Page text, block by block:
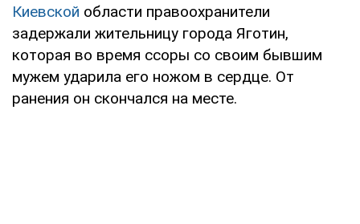
Киевской области правоохранители
задержали жительницу города Яготин,
которая во время ссоры со своим бывшим
мужем ударила его ножом в сердце. От
ранения он скончался на месте.